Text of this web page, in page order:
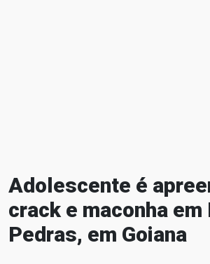
Adolescente é
crack e maconha em
Pedras, em Goiana